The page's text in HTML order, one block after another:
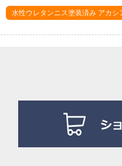
水性ウレタンニス塗装済み アカシ